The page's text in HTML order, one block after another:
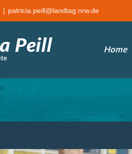
| patricia.peill@landtag.nrw.de
Home